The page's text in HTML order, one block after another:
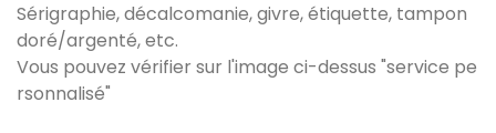
Sérigraphie, décalcomanie, givre, étiquette, tampon
doré/argenté, etc.
Vous pouvez vérifier sur l'image ci-dessus "service pe
rsonnalisé"